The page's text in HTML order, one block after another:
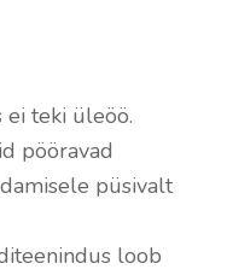
teki üleöö.
pööravad
püsivalt
loob